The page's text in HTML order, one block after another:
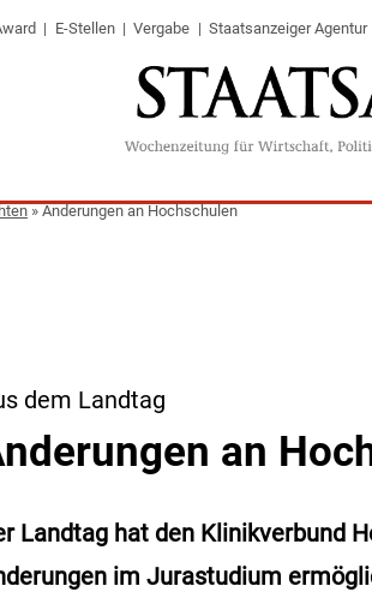
E-Stellen Vergabe Staatsanzeiger Agentur
»Änderungen an Hochschulen
dem Landtag
an
Landtag hat den Klinikverbund
im Jurastudium